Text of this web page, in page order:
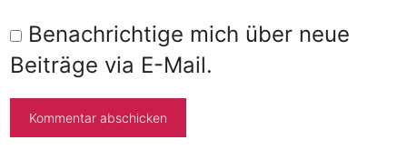
Benachrichtige mich über neue
Beiträge via E-Mail.